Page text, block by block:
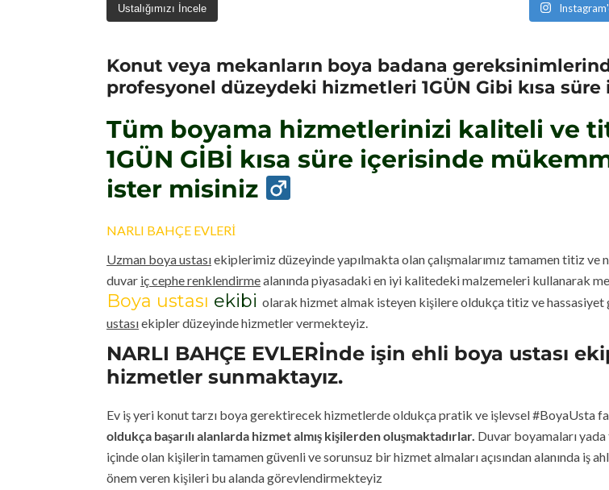
Ustalığımızı İncele
Konut veya mekanların boya badana
profesyonel düzeydeki hizmetleri 1GÜN Gibi kısa
Tüm boyama hizmetlerinizi kaliteli ve
1GÜN GİBİ kısa süre içerisinde
ister misiniz
NARLI BAHÇE EVLERİ
Uzman boya ustasıekiplerimiz düzeyinde yapılmakta olan çalışmalarımız tamamen titiz
duvar iç cephe renklendirmealanında piyasadaki en iyi kalitedeki malzemeleri kullanarak
Boya ustası ekibi olarak hizmet almak isteyen kişilere oldukça titiz ve
ustasıekipler düzeyinde hizmetler vermekteyiz.
NARLI BAHÇE EVLERİnde işin ehli boya ustası
hizmetler sunmaktayız.
Ev iş yeri konut tarzı boya gerektirecek hizmetlerde oldukça pratik ve işlevsel #BoyaUsta
oldukça başarılı alanlarda hizmet almış kişilerden oluşmaktadırlar. Duvar boyamaları
içinde olan kişilerin tamamen güvenli ve sorunsuz bir hizmet almaları açısından alanında iş
önem veren kişileri bu alanda görevlendirmekteyiz